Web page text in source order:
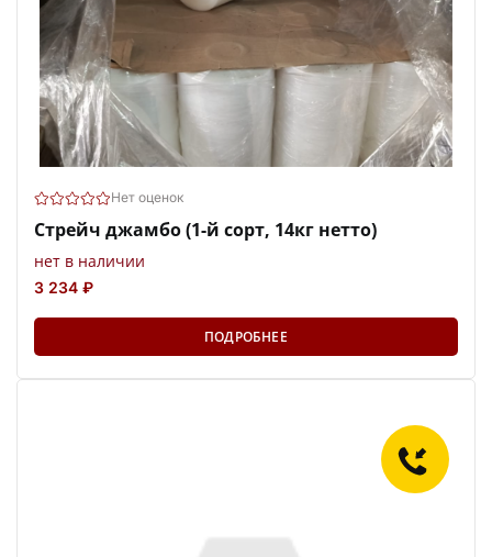
Нет оценок
Стрейч джамбо (1-й сорт, 14кг нетто)
нет в наличии
3 234 ₽
ПОДРОБНЕЕ